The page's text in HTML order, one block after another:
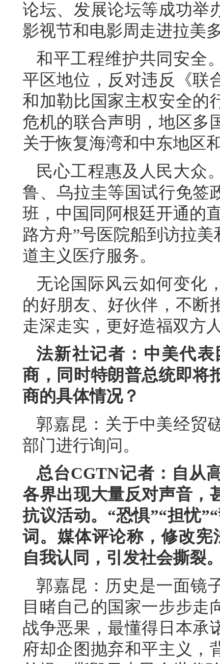
论坛、发展论坛等成功举
影视节和电影周走进拉美
和平工程维护共同安全
平区地位，反对违反《联
和加勒比国家主权安全的
危机的联合声明，地区多
关于恢复海湾和中东地区
民心工程惠及人民大众
鲁、乌拉圭等国试行免签
班，中国同阿根廷开通的
路方舟”号医院船到访拉
道主义医疗服务。
无论国际风云如何变化
的好朋友、好伙伴，不断
走深走实，更好造福双方
法新社记者：中美代
商，同时特朗普总统即将
商的具体情况？
郭嘉昆：关于中美经贸
部门进行询问。
总台CGTN记者：自从
各界出现大量反对声音，
抗议活动。“恐惧”“担忧
词。媒体评论称，修改宪
自我认同，引发社会撕裂
郭嘉昆：历史是一面镜
目睹自己的国家一步步走
战争恶果，最懂得日本承
府却企图抛弃和平主义，